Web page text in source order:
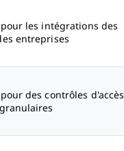
les intégrations des
entreprises
des contrôles d'accès